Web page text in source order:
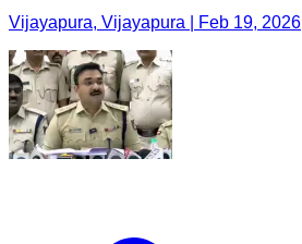
Vijayapura, Vijayapura | Feb 19, 2026